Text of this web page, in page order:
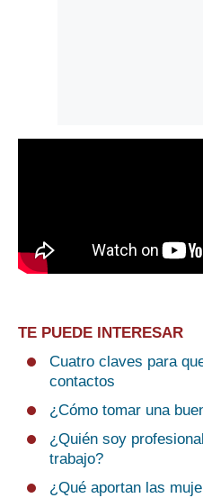
TE PUEDE INTERESAR
Cuatro claves para
contactos
¿Cómo tomar una
¿Quién soy
trabajo?
¿Qué aportan las